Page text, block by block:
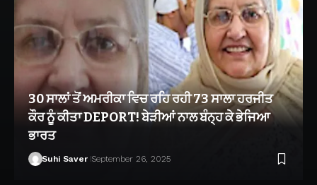
30 ਸਾਲਾਂ ਤੋਂ ਅਮਰੀਕਾ ਵਿਚ ਰਹਿ ਰਹੀ 73 ਸਾਲਾ ਹਰਜੀਤ
ਕੌਰ ਨੂੰ ਕੀਤਾ DEPORT! ਬੇੜੀਆਂ ਨਾਲ ਬੰਨ੍ਹ ਕੇ ਭੇਜਿਆ
ਭਾਰਤ
Suhi Saver September 26, 2025